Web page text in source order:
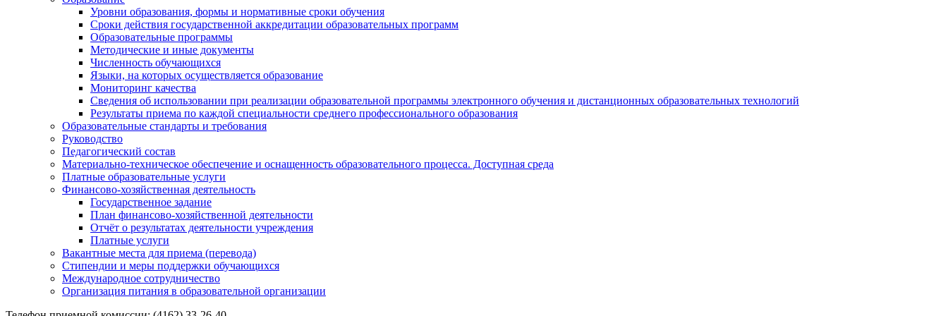
Уровни образования, формы и нормативные сроки обучения
Сроки действия государственной аккредитации образовательных программ
Образовательные программы
Методические и иные документы
Численность обучающихся
Языки, на которых осуществляется образование
Мониторинг качества
Сведения об использовании при реализации образовательной программы электронного обучения и дистанционных образовательных технологий
Результаты приема по каждой специальности среднего профессионального образования
Образовательные стандарты и требования
Руководство
Педагогический состав
Материально-техническое обеспечение и оснащенность образовательного процесса. Доступная среда
Платные образовательные услуги
Финансово-хозяйственная деятельность
Государственное задание
План финансово-хозяйственной деятельности
Отчёт о результатах деятельности учреждения
Платные услуги
Вакантные места для приема (перевода)
Стипендии и меры поддержки обучающихся
Международное сотрудничество
Организация питания в образовательной организации